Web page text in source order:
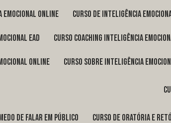
emocional online curso de inteligência
ead curso coaching inteligência
online curso sobre inteligência
de falar em público curso de oratória e